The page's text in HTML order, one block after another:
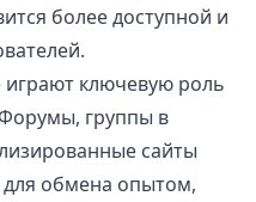
более доступной и
ключевую роль
группы в
сайты
обмена опытом,